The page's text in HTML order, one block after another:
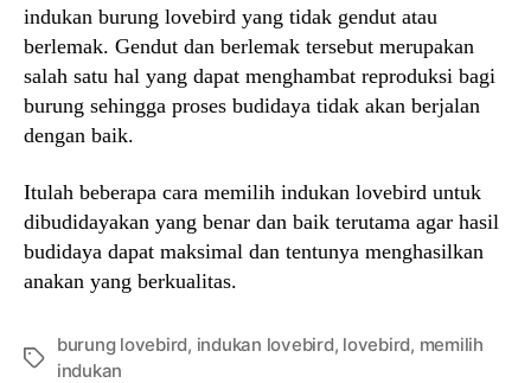
indukan burung lovebird yang tidak gendut atau
berlemak. Gendut dan berlemak tersebut merupakan
salah satu hal yang dapat menghambat reproduksi bagi
burung sehingga proses budidaya tidak akan berjalan
dengan baik.
Itulah beberapa cara memilih indukan lovebird untuk
dibudidayakan yang benar dan baik terutama agar hasil
budidaya dapat maksimal dan tentunya menghasilkan
anakan yang berkualitas.
Tags
burung lovebird, indukan lovebird, lovebird, memilih
indukan